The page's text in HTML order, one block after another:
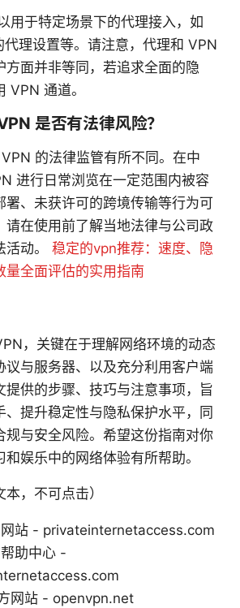
用于特定场景下的代理接入，如
代理设置等。请注意，代理和 VPN
方面并非等同，若追求全面的隐
VPN 通道。
是否有法律风险？
的法律监管有所不同。在中
进行日常浏览在一定范围内被容
署、未获许可的跨境传输等行为可
请在使用前了解当地法律与公司政
活动。 稳定的vpn推荐：速度、隐
量全面评估的实用指南
，关键在于理解网络环境的动态
议与服务器、以及充分利用客户端
提供的步骤、技巧与注意事项，旨
、提升稳定性与隐私保护水平，同
规与安全风险。希望这份指南对你
娱乐中的网络体验有所帮助。
，不可点击）
站 - privateinternetaccess.com
助中心 -
网站 - openvpn.net